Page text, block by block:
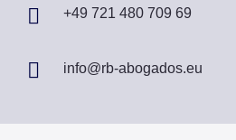
+49 721 480 709 69
info@rb-abogados.eu